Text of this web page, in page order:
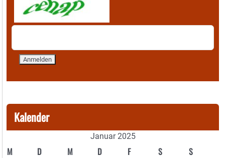
Kalender
Januar 2025
M D M D F S S